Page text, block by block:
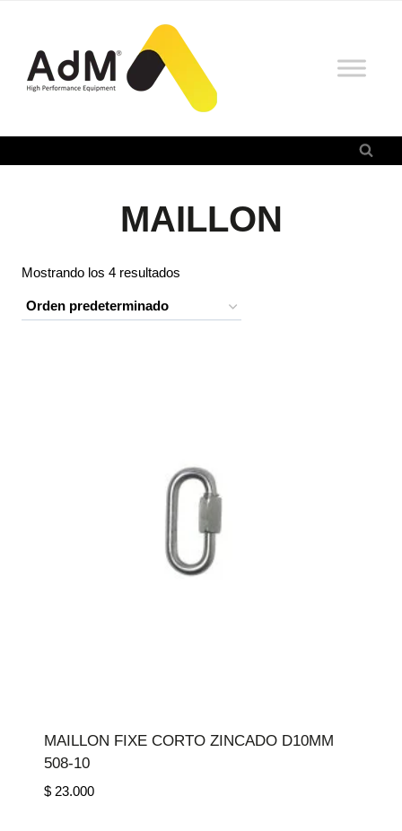
contenido
MAILLON
Mostrando los 4 resultados
MAILLON FIXE CORTO ZINCADO D10MM
508-10
$23.000